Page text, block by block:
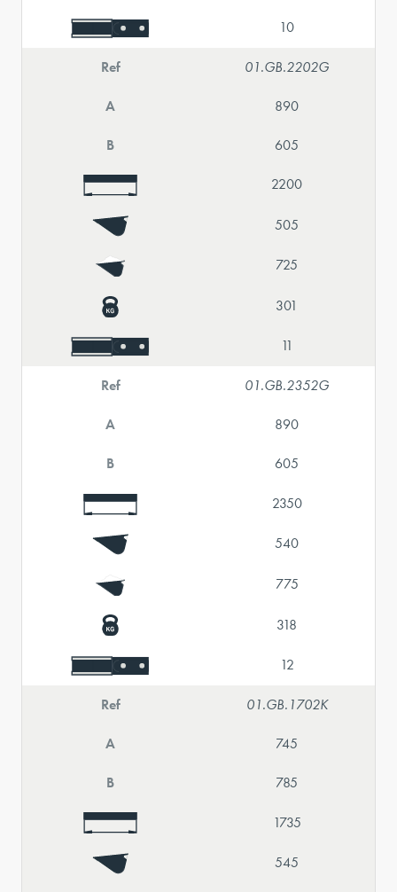
10
Ref 01.GB.2202G
A 890
B 605
2200
505
725
301
11
Ref 01.GB.2352G
A 890
B 605
2350
540
775
318
12
Ref 01.GB.1702K
A 745
B 785
1735
545